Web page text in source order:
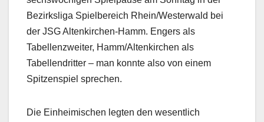
Bezirksliga Spielbereich Rhein/Westerwald bei
der JSG Altenkirchen-Hamm. Engers als
Tabellenzweiter, Hamm/Altenkirchen als
Tabellendritter – man konnte also von einem
Spitzenspiel sprechen.
Die Einheimischen legten den wesentlich